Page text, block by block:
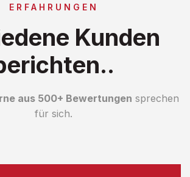
ERFAHRUNGEN
Kunden
aus 500+ Bewertungen sprechen
für sich.